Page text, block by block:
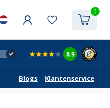
0
8.9
Blogs Klantenservice